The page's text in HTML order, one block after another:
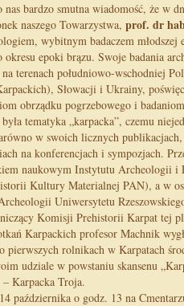
nas bardzo smutna wiadomość, że w
naszego Towarzystwa, prof. dr
wybitnym badaczem młodszej
okresu epoki brązu. Swoje badania
na terenach południowo-wschodniej
Słowacji i Ukrainy,
obrządku pogrzebowego i
tematyka „karpacka”, czemu
w swoich licznych
na konferencjach i sympozjach.
naukowym Instytutu Archeologii i
Kultury Materialnej PAN), a w
Uniwersytetu
Komisji Prehistorii Karpat tej
Karpackich profesor Machnik
rolnikach w Karpatach
udziale w powstaniu skansenu
Karpacka Troja.
października o godz. 13 na